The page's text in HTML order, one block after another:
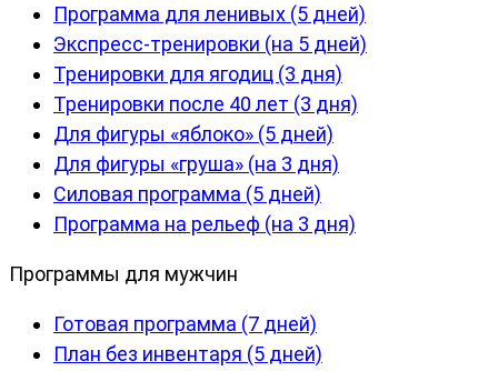
Программа для ленивых (5 дней)
Экспресс-тренировки (на 5 дней)
Тренировки для ягодиц (3 дня)
Тренировки после 40 лет (3 дня)
Для фигуры «яблоко» (5 дней)
Для фигуры «груша» (на 3 дня)
Силовая программа (5 дней)
Программа на рельеф (на 3 дня)
Программы для мужчин
Готовая программа (7 дней)
План без инвентаря (5 дней)